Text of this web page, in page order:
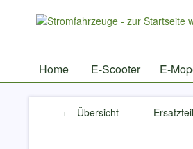
Home E-Scooter E-
Übersicht